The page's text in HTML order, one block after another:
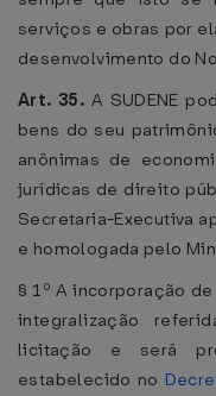
serviços e obras por
desenvolvimento do
Art. 35. A SUDENE
bens do seu
anônimas de
jurídicas de direito
Secretaria-Executiva
e homologada pelo
§ 1º A incorporação
integralização
licitação e será
estabelecido no